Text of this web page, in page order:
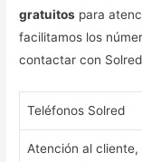
gratuitos para
facilitamos los
contactar con
Teléfonos Solred
Atención al